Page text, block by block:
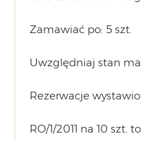
Zamawiać po: 5 szt.
Uwzględniaj stan
Rezerwacje
RO/1/2011 na 10 szt.